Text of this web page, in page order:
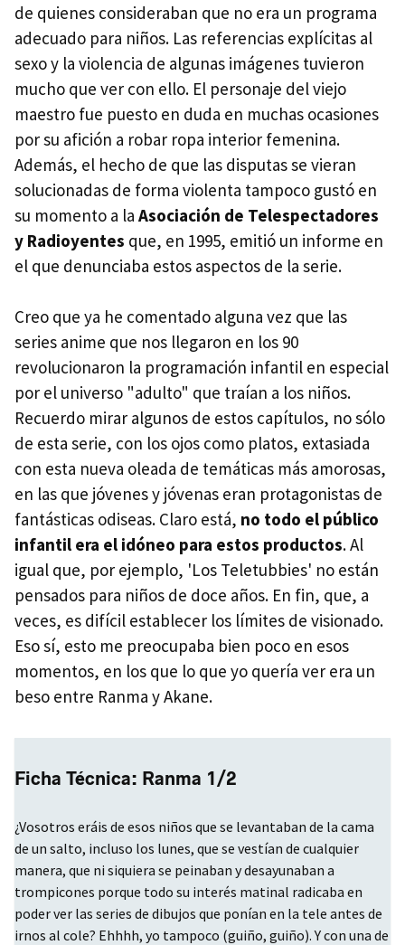
de quienes consideraban que no era un programa
adecuado para niños. Las referencias explícitas al
sexo y la violencia de algunas imágenes tuvieron
mucho que ver con ello. El personaje del viejo
maestro fue puesto en duda en muchas ocasiones
por su afición a robar ropa interior femenina.
Además, el hecho de que las disputas se vieran
solucionadas de forma violenta tampoco gustó en
su momento a la Asociación de Telespectadores
y Radioyentes que, en 1995, emitió un informe en
el que denunciaba estos aspectos de la serie.
Creo que ya he comentado alguna vez que las
series anime que nos llegaron en los 90
revolucionaron la programación infantil en especial
por el universo "adulto" que traían a los niños.
Recuerdo mirar algunos de estos capítulos, no sólo
de esta serie, con los ojos como platos, extasiada
con esta nueva oleada de temáticas más amorosas,
en las que jóvenes y jóvenas eran protagonistas de
fantásticas odiseas. Claro está, no todo el público
infantil era el idóneo para estos productos. Al
igual que, por ejemplo, 'Los Teletubbies' no están
pensados para niños de doce años. En fin, que, a
veces, es difícil establecer los límites de visionado.
Eso sí, esto me preocupaba bien poco en esos
momentos, en los que lo que yo quería ver era un
beso entre Ranma y Akane.
Ficha Técnica: Ranma 1/2
¿Vosotros eráis de esos niños que se levantaban de la cama
de un salto, incluso los lunes, que se vestían de cualquier
manera, que ni siquiera se peinaban y desayunaban a
trompicones porque todo su interés matinal radicaba en
poder ver las series de dibujos que ponían en la tele antes de
irnos al cole? Ehhhh, yo tampoco (guiño, guiño). Y con una de